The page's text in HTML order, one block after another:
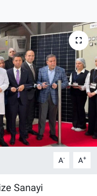
A- A+
Sanayi